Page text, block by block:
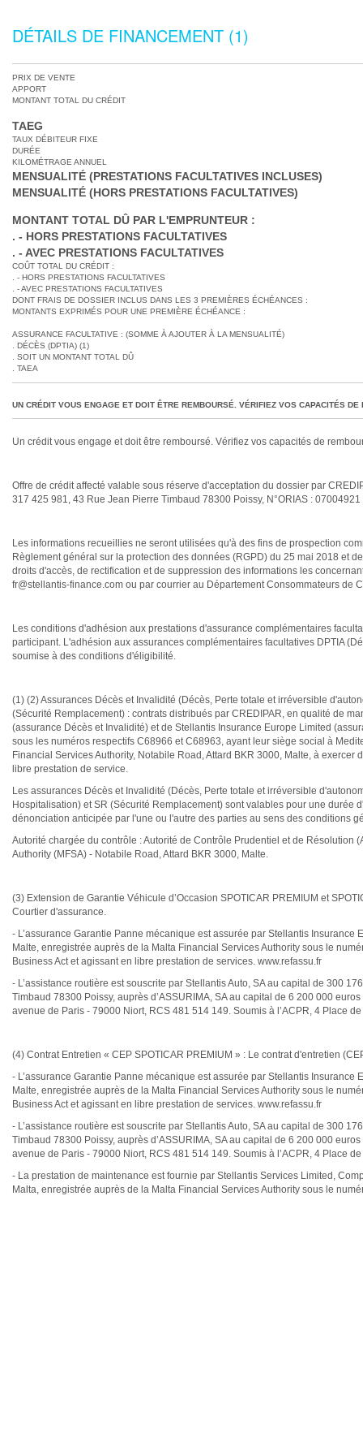
DÉTAILS DE FINANCEMENT (1)
PRIX DE VENTE
APPORT
MONTANT TOTAL DU CRÉDIT
TAEG
TAUX DÉBITEUR FIXE
DURÉE
KILOMÉTRAGE ANNUEL
MENSUALITÉ (PRESTATIONS FACULTATIVES INCLUSES)
MENSUALITÉ (HORS PRESTATIONS FACULTATIVES)
MONTANT TOTAL DÛ PAR L'EMPRUNTEUR :
- HORS PRESTATIONS FACULTATIVES
- AVEC PRESTATIONS FACULTATIVES
COÛT TOTAL DU CRÉDIT :
- HORS PRESTATIONS FACULTATIVES
- AVEC PRESTATIONS FACULTATIVES
DONT FRAIS DE DOSSIER INCLUS DANS LES 3 PREMIÈRES ÉCHÉANCES :
MONTANTS EXPRIMÉS POUR UNE PREMIÈRE ÉCHÉANCE :
ASSURANCE FACULTATIVE : (SOMME À AJOUTER À LA MENSUALITÉ)
DÉCÈS (DPTIA) (1)
SOIT UN MONTANT TOTAL DÛ
TAEA
UN CRÉDIT VOUS ENGAGE ET DOIT ÊTRE REMBOURSÉ. VÉRIFIEZ VOS CAPACITÉS
Un crédit vous engage et doit être remboursé. Vérifiez vos capacités de
Offre de crédit affecté valable sous réserve d'acceptation du dossier par
317 425 981, 43 Rue Jean Pierre Timbaud 78300 Poissy, N°ORIAS :
Les informations recueillies ne seront utilisées qu'à des fins de prospection
Règlement général sur la protection des données (RGPD) du 25 mai 2018 et
droits d'accès, de rectification et de suppression des informations les
fr@stellantis-finance.com ou par courrier au Département Consommateurs de
Les conditions d'adhésion aux prestations d'assurance complémentaires
participant. L'adhésion aux assurances complémentaires facultatives DPTIA
soumise à des conditions d'éligibilité.
(1) (2) Assurances Décès et Invalidité (Décès, Perte totale et irréversible
(Sécurité Remplacement) : contrats distribués par CREDIPAR, en qualité de
(assurance Décès et Invalidité) et de Stellantis Insurance Europe Limited
sous les numéros respectifs C68966 et C68963, ayant leur siège social à
Financial Services Authority, Notabile Road, Attard BKR 3000, Malte, à
libre prestation de service.
Les assurances Décès et Invalidité (Décès, Perte totale et irréversible
Hospitalisation) et SR (Sécurité Remplacement) sont valables pour une
dénonciation anticipée par l'une ou l'autre des parties au sens des conditions
Autorité chargée du contrôle : Autorité de Contrôle Prudentiel et de
Authority (MFSA) - Notabile Road, Attard BKR 3000, Malte.
(3) Extension de Garantie Véhicule d’Occasion SPOTICAR PREMIUM et
Courtier d'assurance.
- L’assurance Garantie Panne mécanique est assurée par Stellantis
Malte, enregistrée auprès de la Malta Financial Services Authority sous le
Business Act et agissant en libre prestation de services. www.refassu.fr
- L’assistance routière est souscrite par Stellantis Auto, SA au capital de 300
Timbaud 78300 Poissy, auprès d’ASSURIMA, SA au capital de 6 200 000
avenue de Paris - 79000 Niort, RCS 481 514 149. Soumis à l’ACPR, 4 Place
(4) Contrat Entretien « CEP SPOTICAR PREMIUM » : Le contrat d'entretien
- L’assurance Garantie Panne mécanique est assurée par Stellantis
Malte, enregistrée auprès de la Malta Financial Services Authority sous le
Business Act et agissant en libre prestation de services. www.refassu.fr
- L’assistance routière est souscrite par Stellantis Auto, SA au capital de 300
Timbaud 78300 Poissy, auprès d’ASSURIMA, SA au capital de 6 200 000
avenue de Paris - 79000 Niort, RCS 481 514 149. Soumis à l’ACPR, 4 Place
- La prestation de maintenance est fournie par Stellantis Services Limited,
Malta, enregistrée auprès de la Malta Financial Services Authority sous le